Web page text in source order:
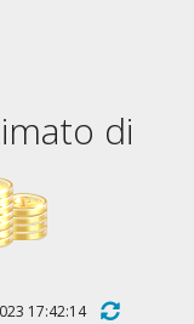
di
17:42:14